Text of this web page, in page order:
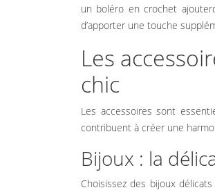
DÉCORATION
CÉRÉMONIE
DÉCORATION
un boléro en crochet
d’apporter une touche
Les
chic
Les accessoires sont
contribuent à créer une
Bijoux : la
Choisissez des bijoux